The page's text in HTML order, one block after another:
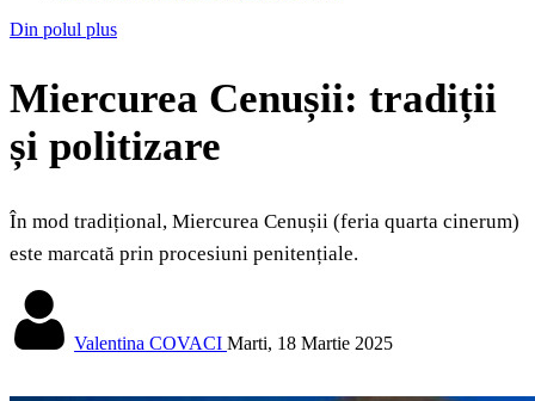
Din polul plus
Miercurea Cenușii: tradiții
și politizare
În mod tradițional, Miercurea Cenușii (feria quarta cinerum)
este marcată prin procesiuni penitențiale.
Valentina COVACI Marti, 18 Martie 2025